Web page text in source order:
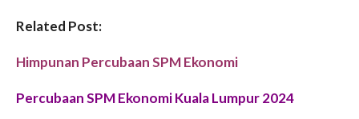
Related Post:
Himpunan Percubaan SPM Ekonomi
Percubaan SPM Ekonomi Kuala Lumpur 2024